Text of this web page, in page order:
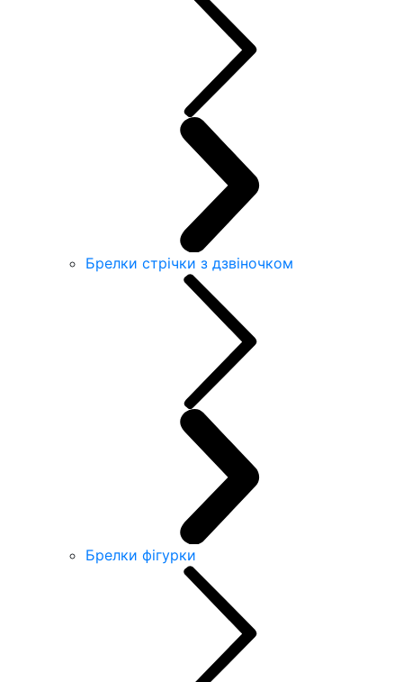
Брелки стрічки з дзвіночком
Брелки фігурки